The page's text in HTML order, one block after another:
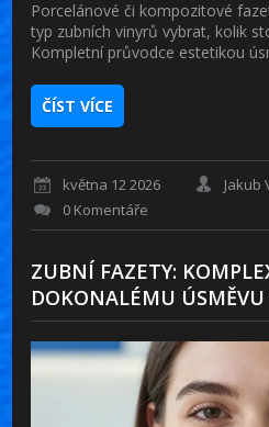
Porcelánové či kompozitové
typ zubních vinyrů vybrat, kolik
Kompletní průvodce estetikou
ČÍST VÍCE
května 12 2026
Jakub
0 Komentáře
ZUBNÍ FAZETY:
DOKONALÉMU ÚSMĚVU